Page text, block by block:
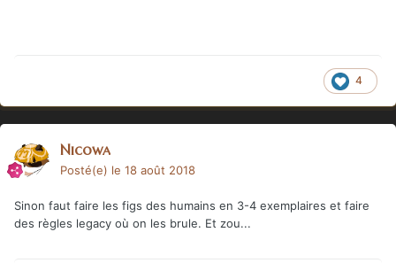
4
Nicowa
Posté(e) le 18 août 2018
Sinon faut faire les figs des humains en 3-4 exemplaires et faire
des règles legacy où on les brule. Et zou...